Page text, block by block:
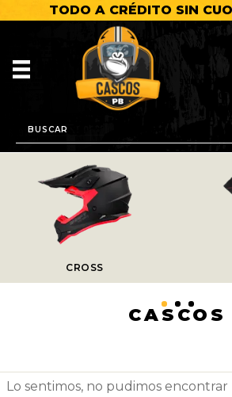
TODO A CRÉDITO SIN
CROSS
CASCOS
Lo sentimos, no pudimos